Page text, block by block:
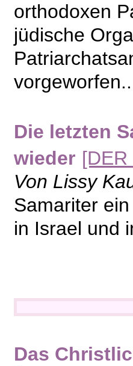
orthodoxen
jüdische
Die letzten
wieder
Von Lissy
Samariter
in Israel und
Das